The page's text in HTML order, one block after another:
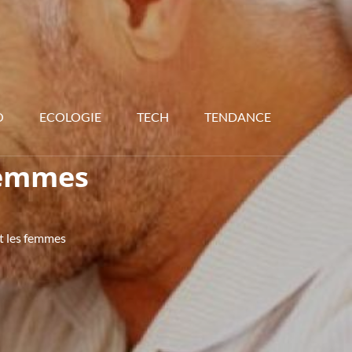
ECOLOGIE TECH TENDANCE
les femmes